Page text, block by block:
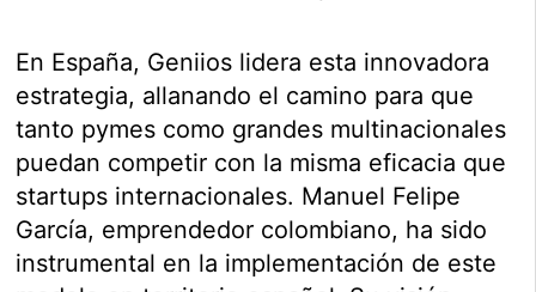
En España, Geniios lidera esta innovadora
estrategia, allanando el camino para que
tanto pymes como grandes multinacionales
puedan competir con la misma eficacia que
startups internacionales. Manuel Felipe
García, emprendedor colombiano, ha sido
instrumental en la implementación de este